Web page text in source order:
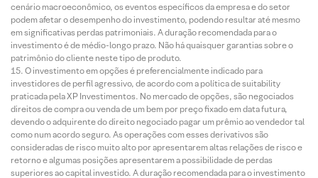
cenário macroeconômico, os eventos específicos da empresa e do setor
podem afetar o desempenho do investimento, podendo resultar até mesmo
em significativas perdas patrimoniais. A duração recomendada para o
investimento é de médio-longo prazo. Não há quaisquer garantias sobre o
patrimônio do cliente neste tipo de produto.
O investimento em opções é preferencialmente indicado para
investidores de perfil agressivo, de acordo com a política de suitability
praticada pela XP Investimentos. No mercado de opções, são negociados
direitos de compra ou venda de um bem por preço fixado em data futura,
devendo o adquirente do direito negociado pagar um prêmio ao vendedor tal
como num acordo seguro. As operações com esses derivativos são
consideradas de risco muito alto por apresentarem altas relações de risco e
retorno e algumas posições apresentarem a possibilidade de perdas
superiores ao capital investido. A duração recomendada para o investimento